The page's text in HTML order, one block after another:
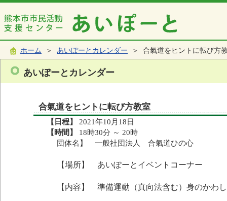
ホーム ＞ あいぽーとカレンダー ＞ 合氣道をヒントに転び方
あいぽーとカレンダー
合氣道をヒントに転び方教室
【日程】
2021年10月18日
【時間】
18時30分 ～ 20時
団体名】 一般社団法人 合氣道ひの心
【場所】 あいぽーとイベントコーナー
【内容】 準備運動（真向法含む）身のかわ